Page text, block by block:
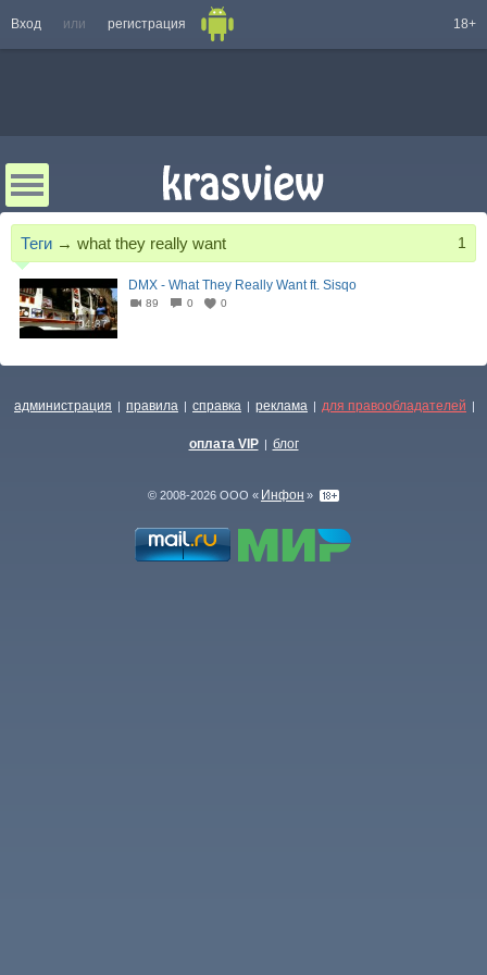
Вход или регистрация 18+
Теги → what they really want 1
04:37
DMX - What They Really Want ft. Sisqo
89 0 0
администрация | правила | справка | реклама | для правообладателей |
оплата VIP | блог
© 2008-2026 ООО « Инфон »